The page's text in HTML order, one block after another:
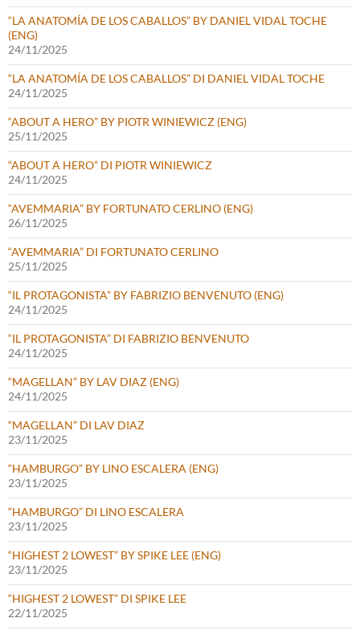
“LA ANATOMÍA DE LOS CABALLOS” BY DANIEL VIDAL TOCHE
(ENG)
24/11/2025
“LA ANATOMÍA DE LOS CABALLOS” DI DANIEL VIDAL TOCHE
24/11/2025
“ABOUT A HERO” BY PIOTR WINIEWICZ (ENG)
25/11/2025
“ABOUT A HERO” DI PIOTR WINIEWICZ
24/11/2025
“AVEMMARIA” BY FORTUNATO CERLINO (ENG)
26/11/2025
“AVEMMARIA” DI FORTUNATO CERLINO
25/11/2025
“IL PROTAGONISTA” BY FABRIZIO BENVENUTO (ENG)
24/11/2025
“IL PROTAGONISTA” DI FABRIZIO BENVENUTO
24/11/2025
“MAGELLAN” BY LAV DIAZ (ENG)
24/11/2025
“MAGELLAN” DI LAV DIAZ
23/11/2025
“HAMBURGO” BY LINO ESCALERA (ENG)
23/11/2025
“HAMBURGO” DI LINO ESCALERA
23/11/2025
“HIGHEST 2 LOWEST” BY SPIKE LEE (ENG)
23/11/2025
“HIGHEST 2 LOWEST” DI SPIKE LEE
22/11/2025